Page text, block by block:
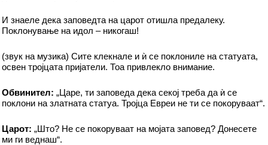
И знаеле дека заповедта на царот отишла предалеку.
Поклонување на идол – никогаш!
(звук на музика) Сите клекнале и ѝ се поклониле на статуата,
освен тројцата пријатели. Тоа привлекло внимание.
Обвинител: „Царе, ти заповеда дека секој треба да ѝ се
поклони на златната статуа. Тројца Евреи не ти се покоруваат“.
Царот: „Што? Не се покоруваат на мојата заповед? Донесете
ми ги веднаш“.